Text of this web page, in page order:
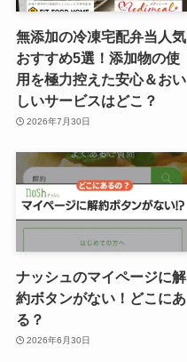
無添加の冷凍宅配弁当人気
おすすめ5選！添加物の使
用を極力控えた安心＆おい
しいサービスはどこ？
2026年7月30日
ナッシュのマイページに解
約ボタンがない！どこにあ
る？
2026年6月30日